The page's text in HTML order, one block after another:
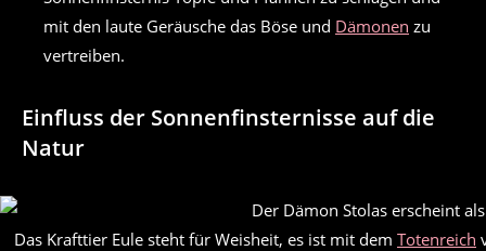
mit den laute Geräusche das Böse und Dämonen zu
vertreiben.
Einfluss der Sonnenfinsternisse auf die
Natur
Das Krafttier Eule steht für Weisheit, es ist mit dem Totenreich